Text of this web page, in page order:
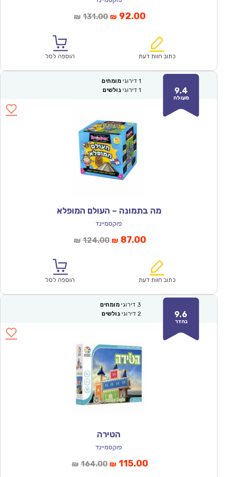
₪ 131.00המחיר
₪131.00.
₪ 92.00המחיר
הוא:
כתוב חוות דעת הוספה לסל
9.4
מעולה
1 דירוגי מומחים
1 דירוגי גולשים
מה בתמונה – העולם המופלא
פוקסמיינד
₪ 124.00המחיר
₪124.00.
₪ 87.00המחיר
הוא:
כתוב חוות דעת הוספה לסל
9.6
נהדר
3 דירוגי מומחים
2 דירוגי גולשים
הטירה
פוקסמיינד
₪ 164.00המחיר
₪ 115.00המחיר